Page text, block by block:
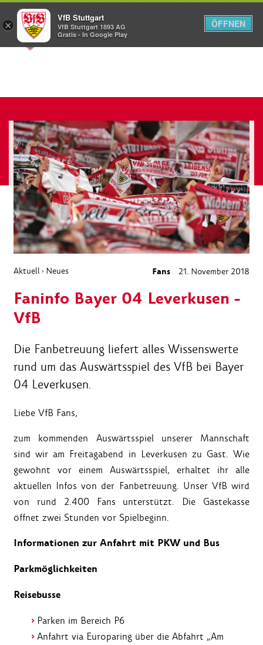
Menü
Aktuell › Neues Fans 21. November 2018
Faninfo Bayer 04 Leverkusen -
VfB
Die Fanbetreuung liefert alles Wissenswerte
rund um das Auswärtsspiel des VfB bei Bayer
04 Leverkusen.
Liebe VfB Fans,
zum kommenden Auswärtsspiel unserer Mannschaft
sind wir am Freitagabend in Leverkusen zu Gast. Wie
gewohnt vor einem Auswärtsspiel, erhaltet ihr alle
aktuellen Infos von der Fanbetreuung. Unser VfB wird
von rund 2.400 Fans unterstützt. Die Gästekasse
öffnet zwei Stunden vor Spielbeginn.
Informationen zur Anfahrt mit PKW und Bus
Parkmöglichkeiten
Reisebusse
Parken im Bereich P6
Anfahrt via Europaring über die Abfahrt „Am
×
VfB Stuttgart
VfB Stuttgart 1893 AG
Gratis - In Google Play
ÖFFNEN